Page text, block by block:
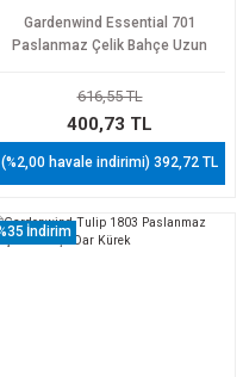
Gardenwind Essential 701
Paslanmaz Çelik Bahçe Uzun
616,55 TL
400,73 TL
(%2,00 havale indirimi) 392,72 TL
İndirim